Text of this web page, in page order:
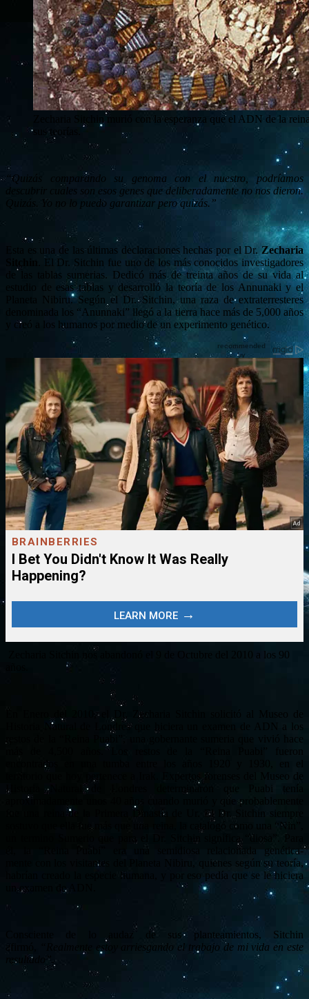
Zecharia Sitchin murió con la esperanza que el ADN de la
sus teorías.
“Quizás comparando su genoma con el nuestro, podríamos
descubrir cuales son esos genes que deliberadamente no nos dieron.
Quizás. Yo no lo puedo garantizar pero quizás.”
Esta es una de las últimas declaraciones hechas por el Dr. Zecharia
Sitchin
. El Dr. Sitchin fue uno de los más conocidos investigadores
de las tablas sumerias. Dedicó más de treinta años de su vida al
estudio de esas tablas y desarrolló la teoría de los Annunaki y el
Planeta Nibiru. Según el Dr. Sitchin, una raza de extraterresteres
denominada los “Anunnaki” llegó a la tierra hace más de 5,000 años
y creó a los humanos por medio de un experimento genético.
Zecharia Sitchin nos abandonó el 9 de Octubre del 2010 a los 90
En Enero del 2010, el Dr. Zecharia Sitchin solicitó al Museo de
Historia Natural de Londres que hiciera un examen de ADN a los
restos de la “Reina Puabi”, una gobernante sumeria que vivió hace
encontrados en una tumba entre los años 1920 y 1930, en el
territorio que hoy pertenece a Irak. Expertos forenses del Museo de
Historia Natural de Londres determinaron que Puabi tenía
aproximadamente unos 40 años cuando murió y que probablemente
fue una reina de la Primera Dinastía de Ur. El Dr. Sitchin siempre
sostuvo que ella fue más que una reina, la catalogó como una “Nin”,
un termino Sumerio que para el Dr. Sitchin significa “diosa”. Para
él, la “Reina Puabi” era una semidiosa relacionada genética-
mente con los visitantes del Planeta Nibiru, quienes según su teoría,
habrían creado la especie humana, y por eso pedía que se le hiciera
un examen de ADN.
Consciente de lo audaz de sus planteamientos, Sitchin
afirmó,
“Realmente estoy arriesgando el trabajo de mi vida en este
resultado”